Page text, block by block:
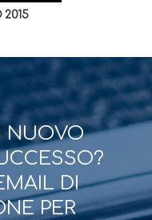
NUOVO
DI
PER